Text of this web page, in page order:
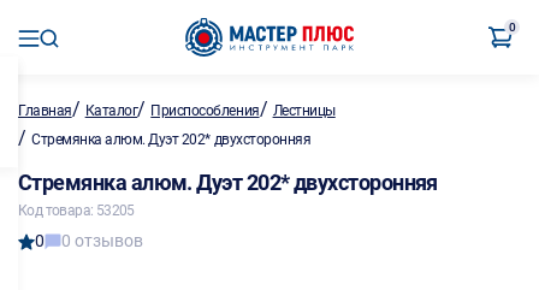
0
Главная/ Каталог/ Приспособления/ Лестницы
/ Стремянка алюм. Дуэт 202* двухсторонняя
Стремянка алюм. Дуэт 202* двухсторонняя
Код товара: 53205
0 0 отзывов